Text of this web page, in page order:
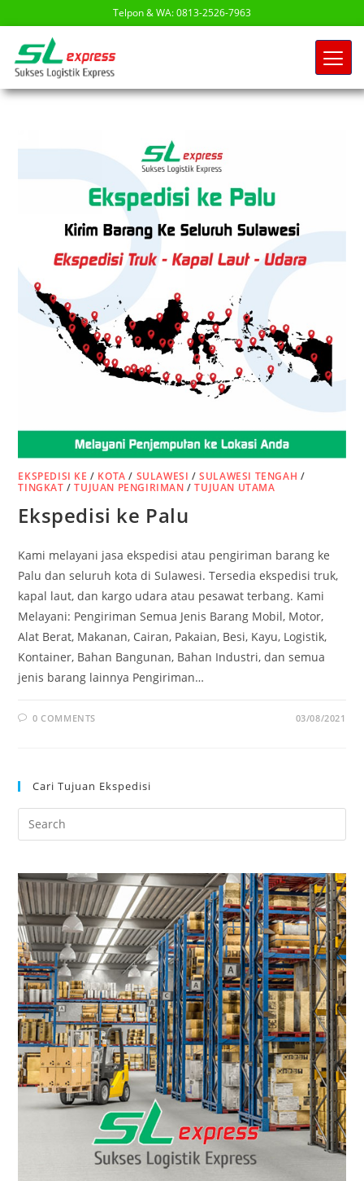
Telpon & WA: 0813-2526-7963
EKSPEDISI KE / KOTA / SULAWESI /SULAWESI TENGAH /
TINGKAT /TUJUAN PENGIRIMAN /TUJUAN UTAMA
Ekspedisi ke Palu
Kami melayani jasa ekspedisi atau pengiriman barang ke
Palu dan seluruh kota di Sulawesi. Tersedia ekspedisi truk,
kapal laut, dan kargo udara atau pesawat terbang. Kami
Melayani: Pengiriman Semua Jenis Barang Mobil, Motor,
Alat Berat, Makanan, Cairan, Pakaian, Besi, Kayu, Logistik,
Kontainer, Bahan Bangunan, Bahan Industri, dan semua
jenis barang lainnya Pengiriman…
0 COMMENTS 03/08/2021
Cari Tujuan Ekspedisi